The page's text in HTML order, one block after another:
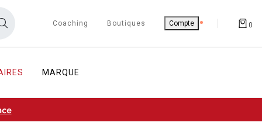
Coaching Boutiques Compte 0
MARQUE